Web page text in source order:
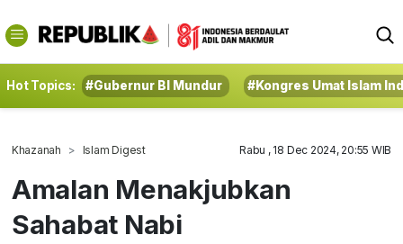
Hot Topics: #Gubernur BI Mundur #Kongres Umat Islam
Khazanah Islam Digest Rabu , 18 Dec 2024, 20:55 WIB
Amalan Menakjubkan
Sahabat Nabi